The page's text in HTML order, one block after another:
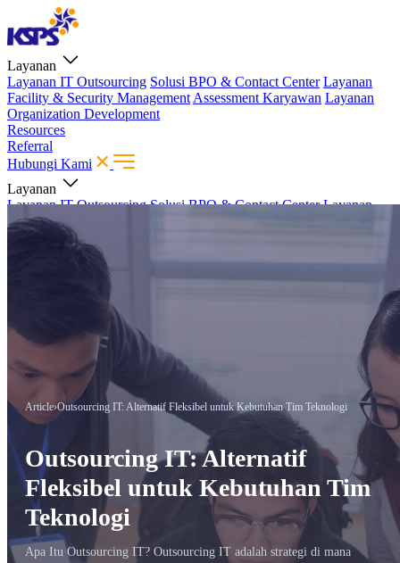
Layanan
Layanan IT Outsourcing Solusi BPO & Contact Center Layanan
Facility & Security ManagementAssessment Karyawan Layanan
Organization Development
Resources
Referral
Hubungi Kami
Layanan
Layanan IT Outsourcing Solusi BPO & Contact Center Layanan
Facility & Security Management
Organization Development
Article›Outsourcing IT: Alternatif Fleksibel untuk Kebutuhan Tim Teknologi
Outsourcing IT: Alternatif
Fleksibel untuk Kebutuhan Tim
Teknologi
Apa Itu Outsourcing IT? Outsourcing IT adalah strategi di mana